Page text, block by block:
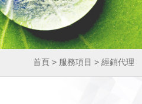
首頁 > 服務項目 > 經銷代理